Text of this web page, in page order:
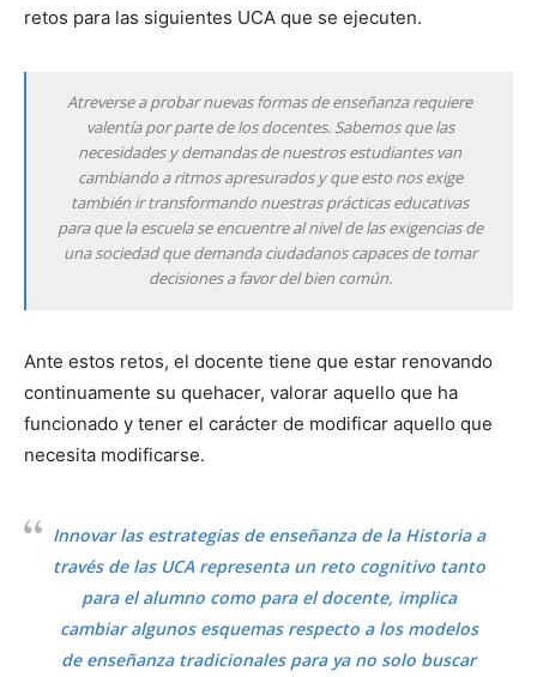
retos para las siguientes UCA que se ejecuten.
Atreverse a probar nuevas formas de enseñanza requiere
valentía por parte de los docentes. Sabemos que las
necesidades y demandas de nuestros estudiantes van
cambiando a ritmos apresurados y que esto nos exige
también ir transformando nuestras prácticas educativas
para que la escuela se encuentre al nivel de las exigencias de
una sociedad que demanda ciudadanos capaces de tomar
decisiones a favor del bien común.
Ante estos retos, el docente tiene que estar renovando
continuamente su quehacer, valorar aquello que ha
funcionado y tener el carácter de modificar aquello que
necesita modificarse.
Innovar las estrategias de enseñanza de la Historia a
través de las UCA representa un reto cognitivo tanto
para el alumno como para el docente, implica
cambiar algunos esquemas respecto a los modelos
de enseñanza tradicionales para ya no solo buscar